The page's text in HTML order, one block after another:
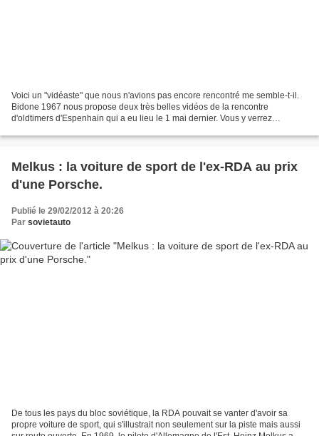
Voici un "vidéaste" que nous n'avions pas encore rencontré me semble-t-il.
Bidone 1967 nous propose deux très belles vidéos de la rencontre
d'oldtimers d'Espenhain qui a eu lieu le 1 mai dernier. Vous y verrez
Melkus : la voiture de sport de l'ex-RDA au prix
d'une Porsche.
Publié le 29/02/2012 à 20:26
Par sovietauto
De tous les pays du bloc soviétique, la RDA pouvait se vanter d'avoir sa
propre voiture de sport, qui s'illustrait non seulement sur la piste mais aussi